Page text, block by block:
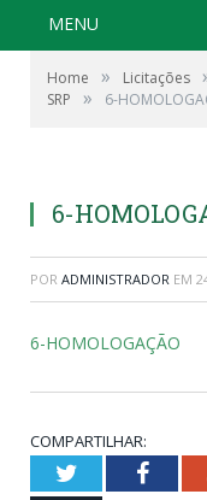
MENU
Home » Licitações
SRP
» 6-
6-
POR ADMINISTRADOR EM
6-HOMOLOGAÇÃO
COMPARTILHAR:
Twitter